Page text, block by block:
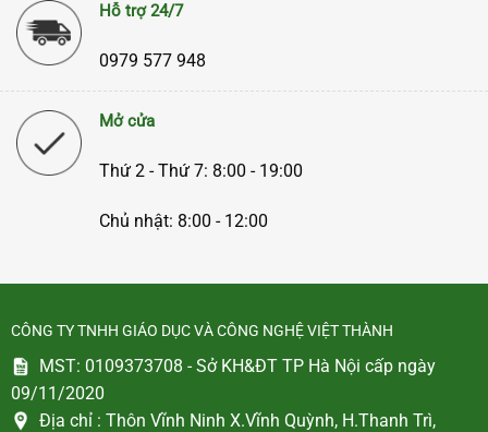
Hỗ trợ 24/7
0979 577 948
Mở cửa
Thứ 2 - Thứ 7: 8:00 - 19:00
Chủ nhật: 8:00 - 12:00
CÔNG TY TNHH GIÁO DỤC VÀ CÔNG NGHỆ VIỆT THÀNH
MST: 0109373708 - Sở KH&ĐT TP Hà Nội cấp ngày
09/11/2020
Địa chỉ : Thôn Vĩnh Ninh X.Vĩnh Quỳnh, H.Thanh Trì,